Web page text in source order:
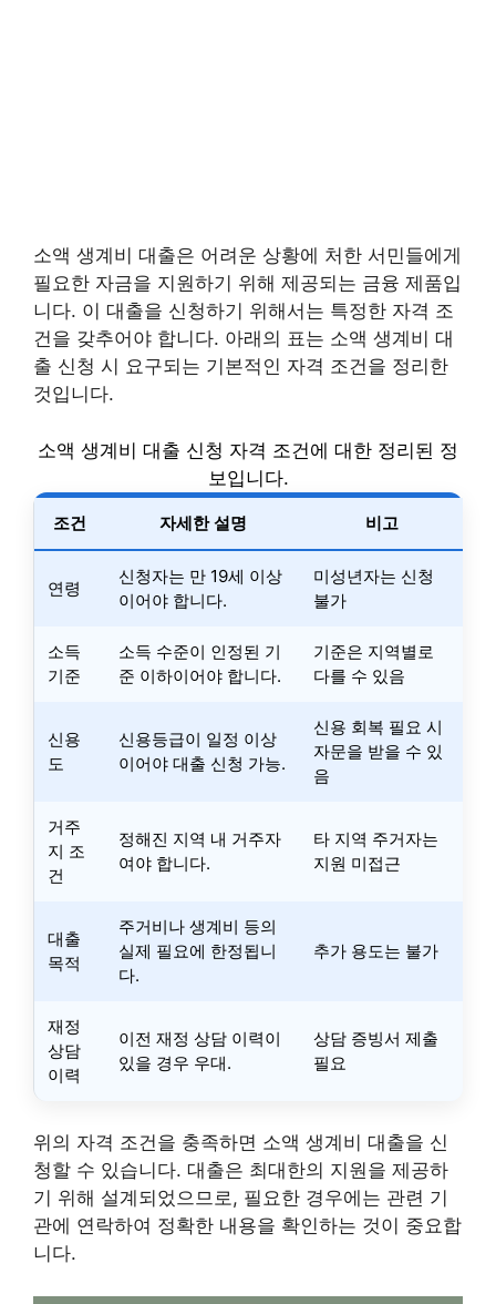
소액 생계비 대출은 어려운 상황에 처한 서민들에게
필요한 자금을 지원하기 위해 제공되는 금융 제품입
니다. 이 대출을 신청하기 위해서는 특정한 자격 조
건을 갖추어야 합니다. 아래의 표는 소액 생계비 대
출 신청 시 요구되는 기본적인 자격 조건을 정리한
것입니다.
소액 생계비 대출 신청 자격 조건에 대한 정리된 정
보입니다.
조건 자세한 설명 비고
연령
신청자는 만 19세 이상
이어야 합니다.
미성년자는 신청
불가
소득
기준
소득 수준이 인정된 기
준 이하이어야 합니다.
기준은 지역별로
다를 수 있음
신용
도
신용등급이 일정 이상
이어야 대출 신청 가능.
신용 회복 필요 시
자문을 받을 수 있
음
거주
지 조
건
정해진 지역 내 거주자
여야 합니다.
타 지역 주거자는
지원 미접근
대출
목적
주거비나 생계비 등의
실제 필요에 한정됩니
다.
추가 용도는 불가
재정
상담
이력
이전 재정 상담 이력이
있을 경우 우대.
상담 증빙서 제출
필요
위의 자격 조건을 충족하면 소액 생계비 대출을 신
청할 수 있습니다. 대출은 최대한의 지원을 제공하
기 위해 설계되었으므로, 필요한 경우에는 관련 기
관에 연락하여 정확한 내용을 확인하는 것이 중요합
니다.